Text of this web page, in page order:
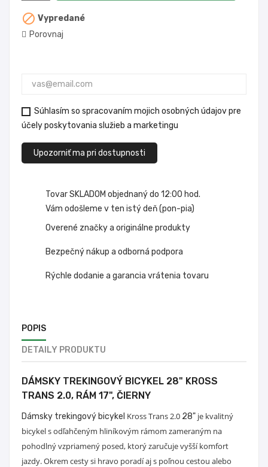
 Vypredané
Porovnaj
Súhlasím so spracovaním mojich osobných údajov pre
účely poskytovania služieb a marketingu
Upozorniť ma pri dostupnosti
Tovar SKLADOM objednaný do 12:00 hod.
Vám odošleme v ten istý deň (pon-pia)
Overené značky a originálne produkty
Bezpečný nákup a odborná podpora
Rýchle dodanie a garancia vrátenia tovaru
POPIS
DETAILY PRODUKTU
DÁMSKY TREKINGOVÝ BICYKEL 28" KROSS
TRANS 2.0, RÁM 17", ČIERNY
Dámsky trekingový bicykel Kross Trans 2.0 28" je kvalitný
bicykel s odľahčeným hliníkovým rámom zameraným na
pohodlný vzpriamený posed, ktorý zaručuje vyšší komfort
jazdy. Okrem cesty si hravo poradí aj s poľnou cestou alebo